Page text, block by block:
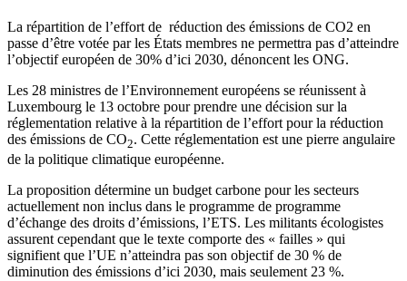
La répartition de l’effort de réduction des émissions de CO2 en
passe d’être votée par les États membres ne permettra pas d’atteindre
l’objectif européen de 30% d’ici 2030, dénoncent les ONG.
Les 28 ministres de l’Environnement européens se réunissent à
Luxembourg le 13 octobre pour prendre une décision sur la
réglementation relative à la répartition de l’effort pour la réduction
des émissions de CO2. Cette réglementation est une pierre angulaire
de la politique climatique européenne.
La proposition détermine un budget carbone pour les secteurs
actuellement non inclus dans le programme de programme
d’échange des droits d’émissions, l’ETS. Les militants écologistes
assurent cependant que le texte comporte des « failles » qui
signifient que l’UE n’atteindra pas son objectif de 30 % de
diminution des émissions d’ici 2030, mais seulement 23 %.